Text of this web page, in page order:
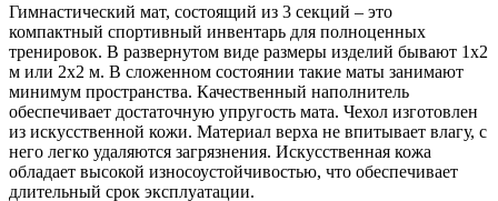
Гимнастический мат, состоящий из 3 секций – это
компактный спортивный инвентарь для полноценных
тренировок. В развернутом виде размеры изделий бывают 1х2
м или 2х2 м. В сложенном состоянии такие маты занимают
минимум пространства. Качественный наполнитель
обеспечивает достаточную упругость мата. Чехол изготовлен
из искусственной кожи. Материал верха не впитывает влагу, с
него легко удаляются загрязнения. Искусственная кожа
обладает высокой износоустойчивостью, что обеспечивает
длительный срок эксплуатации.